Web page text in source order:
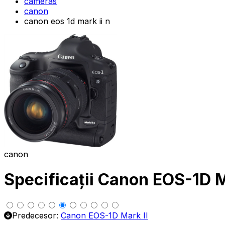
canon
canon eos 1d mark ii n
canon
Specificații Canon EOS-1D
Predecesor: Canon EOS-1D Mark II